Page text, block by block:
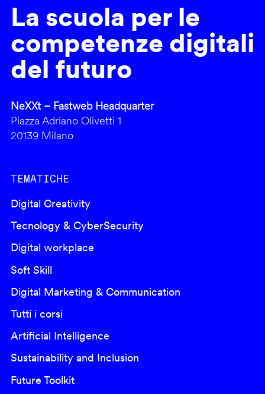
La scuola per le
competenze digitali
del futuro
NeXXt – Fastweb Headquarter
Piazza Adriano Olivetti 1
20139 Milano
TEMATICHE
Digital Creativity
Tecnology & CyberSecurity
Digital workplace
Soft Skill
Digital Marketing & Communication
Tutti i corsi
Artificial Intelligence
Sustainability and Inclusion
Future Toolkit